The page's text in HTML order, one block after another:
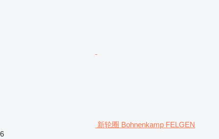
新轮圈 Bohnenkamp FELGEN
6